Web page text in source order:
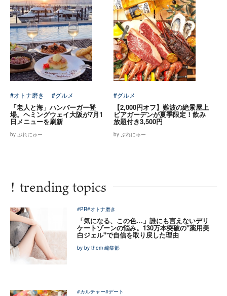
#オトナ磨き #グルメ
「老人と海」ハンバーガー登
場。ヘミングウェイ大阪が7月1
日メニューを刷新
by ぷれにゅー
#グルメ
【2,000円オフ】難波の絶景屋上
ビアガーデンが夏季限定！飲み
放題付き3,500円
by ぷれにゅー
! trending topics
#PR#オトナ磨き
「気になる、この色…」誰にも言えないデリ
ケートゾーンの悩み。130万本突破の"薬用美
白ジェル"で自信を取り戻した理由
by by them 編集部
#カルチャー#デート